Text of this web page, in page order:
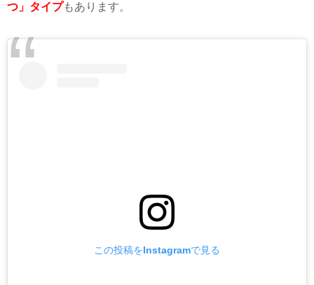
つ」タイプもあります。
この投稿をInstagramで見る